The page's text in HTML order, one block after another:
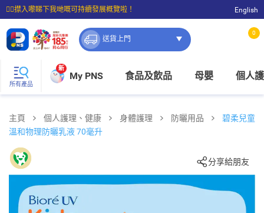
☝🏼㩒入嚟睇下我哋嘅可持續發展概覽啦！
⭐購物滿$399即享免費送貨；滿$100即可免費店取。
English
送貨上門
0
所有產品
新
My PNS 食品及飲品 母嬰 個人
主頁 個人護理、健康 身體護理 防曬用品
碧柔兒童
溫和物理防曬乳液 70毫升
分享給朋友